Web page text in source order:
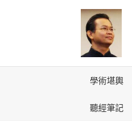
學術堪輿
聽經筆記